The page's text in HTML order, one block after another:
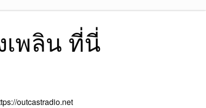
เพลิน ที่นี่
outcastradio.net